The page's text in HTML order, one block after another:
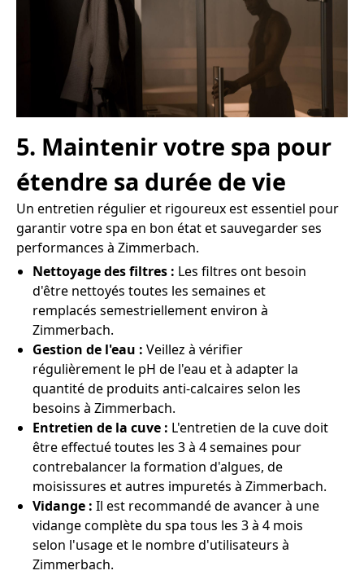
5. Maintenir votre spa pour
étendre sa durée de vie
Un entretien régulier et rigoureux est essentiel pour
garantir votre spa en bon état et sauvegarder ses
performances à Zimmerbach.
Nettoyage des filtres : Les filtres ont besoin
d'être nettoyés toutes les semaines et
remplacés semestriellement environ à
Zimmerbach.
Gestion de l'eau : Veillez à vérifier
régulièrement le pH de l'eau et à adapter la
quantité de produits anti-calcaires selon les
besoins à Zimmerbach.
Entretien de la cuve : L'entretien de la cuve doit
être effectué toutes les 3 à 4 semaines pour
contrebalancer la formation d'algues, de
moisissures et autres impuretés à Zimmerbach.
Vidange : Il est recommandé de avancer à une
vidange complète du spa tous les 3 à 4 mois
selon l'usage et le nombre d'utilisateurs à
Zimmerbach.